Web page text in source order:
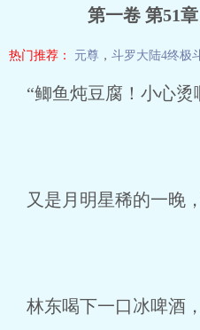
第一卷 第51
热门推荐： 元尊 ， 斗罗大陆4终极
“鲫鱼炖豆腐！小心烫
又是月明星稀的一晚
林东喝下一口冰啤酒